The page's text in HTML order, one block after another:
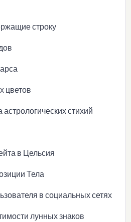
строку
цветов
стихий
в Цельсия
Тела
в социальных сетях
лунных знаков